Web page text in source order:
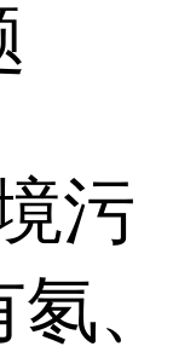
污
、